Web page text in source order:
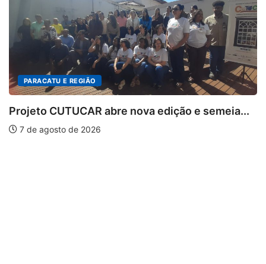
PARACATU E REGIÃO
Projeto CUTUCAR abre nova edição e semeia...
7 de agosto de 2026